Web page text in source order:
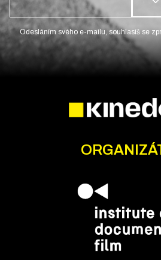
Odesláním svého e-mailu, souhlasíš se